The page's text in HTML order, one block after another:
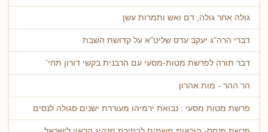
גולה אחר גולה, דם ואש ותמרות עשן
דברי הרה"ג יעקב עדס שליט"א על קדושת השבת
דבר תורה לפרשת מטות-מסעי עם הרבנית בקשי דורון תחי'
הר ההר - מות אהרון
פרשת מטות מסעי : נבואת ירמיהו מעוררת ישנים סגולה לנסים